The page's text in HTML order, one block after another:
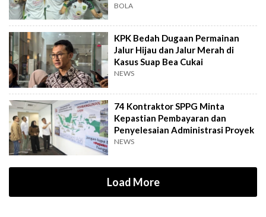
BOLA
KPK Bedah Dugaan Permainan
Jalur Hijau dan Jalur Merah di
Kasus Suap Bea Cukai
NEWS
74 Kontraktor SPPG Minta
Kepastian Pembayaran dan
Penyelesaian Administrasi Proyek
NEWS
Load More